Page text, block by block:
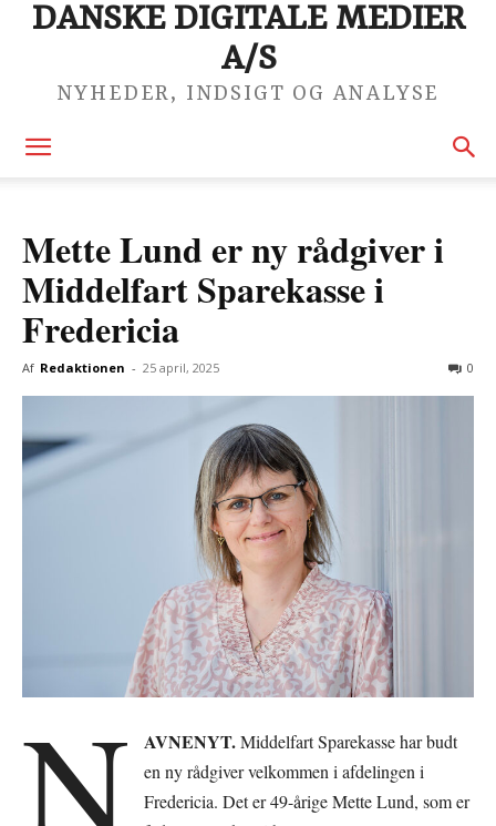
DANSKE DIGITALE MEDIER
A/S
NYHEDER, INDSIGT OG ANALYSE
Mette Lund er ny rådgiver i
Middelfart Sparekasse i
Fredericia
Af Redaktionen - 25 april, 2025 0
N AVNENYT.Middelfart Sparekasse har budt
en ny rådgiver velkommen i afdelingen i
Fredericia. Det er 49-årige Mette Lund, som er